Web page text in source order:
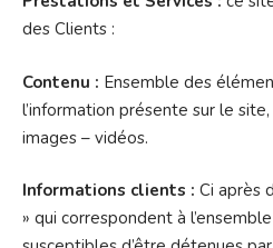
des Clients :
Contenu : Ensemble des
l’information présente sur le
images – vidéos.
Informations clients : Ci après
» qui correspondent à